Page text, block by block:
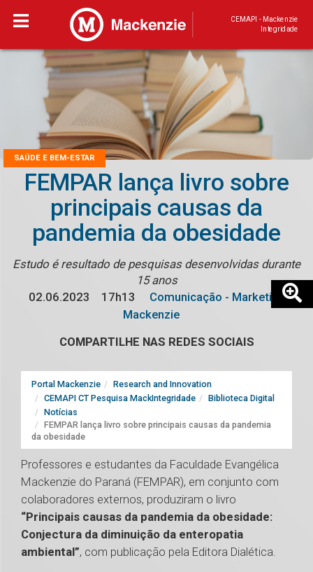
CEMAPI - Mackenzie
Integridade
SAÚDE E BEM-ESTAR
FEMPAR lança livro sobre
principais causas da
pandemia da obesidade
Estudo é resultado de pesquisas desenvolvidas durante
15 anos
02.06.2023
17h13
Comunicação - Marketing
Mackenzie
COMPARTILHE NAS REDES SOCIAIS
Portal Mackenzie
Research and Innovation
CEMAPI CT Pesquisa MackIntegridade
Biblioteca Digital
Notícias
FEMPAR lança livro sobre principais causas da pandemia
da obesidade
Professores e estudantes da Faculdade Evangélica
Mackenzie do Paraná (FEMPAR), em conjunto com
colaboradores externos, produziram o livro
“Principais causas da pandemia da obesidade:
Conjectura da diminuição da enteropatia
ambiental”, com publicação pela Editora Dialética.